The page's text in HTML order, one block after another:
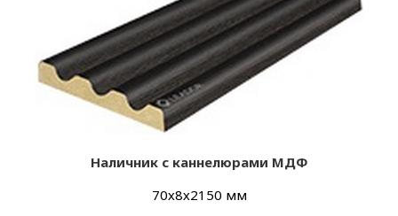
Наличник с каннелюрами МДФ
70х8х2150 мм